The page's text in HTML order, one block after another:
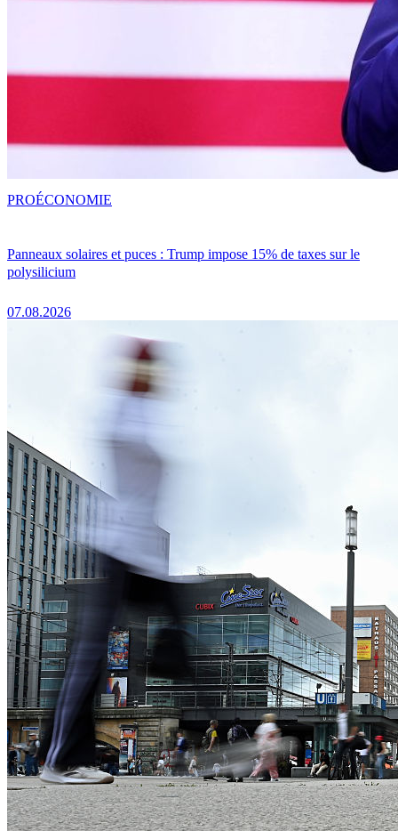
Panneaux solaires et puces : Trump impose 15% de taxes sur le
polysilicium
07.08.2026
PROÉCONOMIE